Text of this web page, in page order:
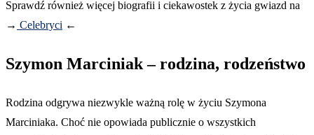
Sprawdź również więcej biografii i ciekawostek z życia gwiazd na
→ Celebryci ←
Szymon Marciniak – rodzina, rodzeństwo
Rodzina odgrywa niezwykle ważną rolę w życiu Szymona
Marciniaka. Choć nie opowiada publicznie o wszystkich